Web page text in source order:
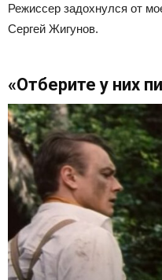
Режиссер задохнулся от
Сергей Жигунов.
«Отберите у них